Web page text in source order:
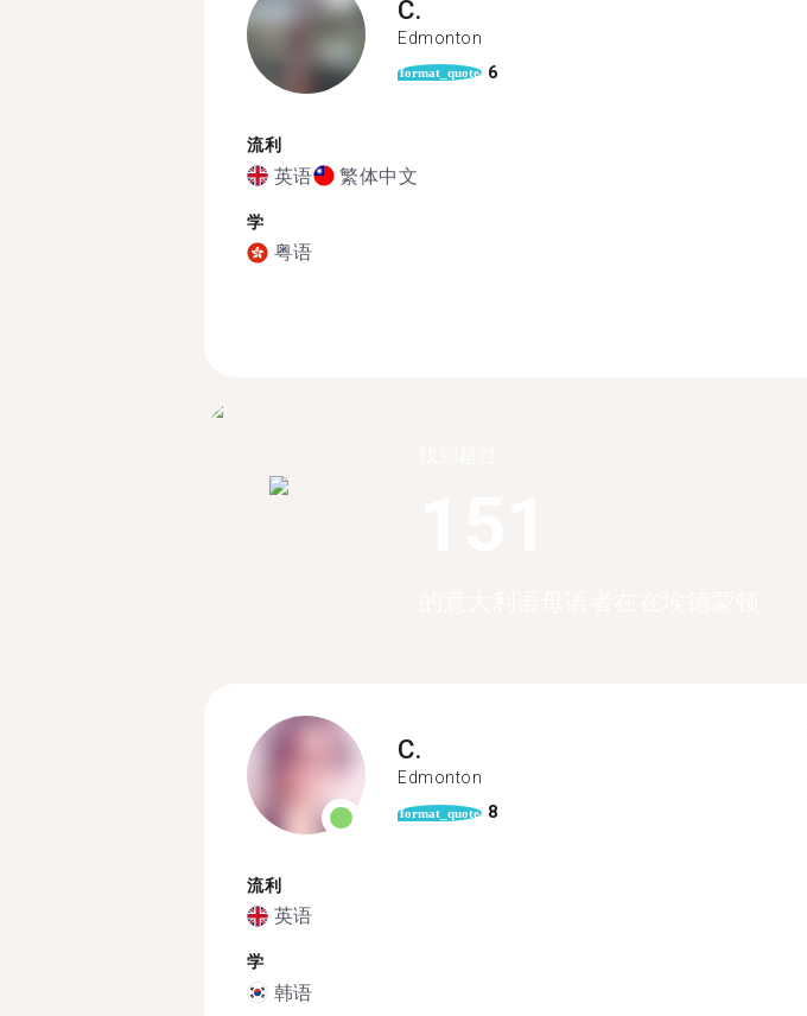
C.
Edmonton
format_quote 6
流利
英语 繁体中文
学
粤语
C.
Edmonton
format_quote 8
流利
英语
学
韩语